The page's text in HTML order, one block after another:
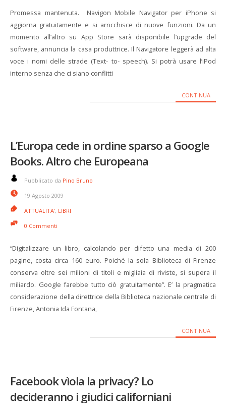
Promessa mantenuta. Navigon Mobile Navigator per iPhone si
aggiorna gratuitamente e si arricchisce di nuove funzioni. Da un
momento all’altro su App Store sarà disponibile l’upgrade del
software, annuncia la casa produttrice. Il Navigatore leggerà ad alta
voce i nomi delle strade (Text- to- speech). Si potrà usare l’iPod
interno senza che ci siano conflitti
CONTINUA
L’Europa cede in ordine sparso a Google
Books. Altro che Europeana
Pubblicato da Pino Bruno
19 Agosto 2009
ATTUALITA', LIBRI
0 Commenti
“Digitalizzare un libro, calcolando per difetto una media di 200
pagine, costa circa 160 euro. Poiché la sola Biblioteca di Firenze
conserva oltre sei milioni di titoli e migliaia di riviste, si supera il
miliardo. Google farebbe tutto ciò gratuitamente”. E’ la pragmatica
considerazione della direttrice della Biblioteca nazionale centrale di
Firenze, Antonia Ida Fontana,
CONTINUA
Facebook vìola la privacy? Lo
decideranno i giudici californiani